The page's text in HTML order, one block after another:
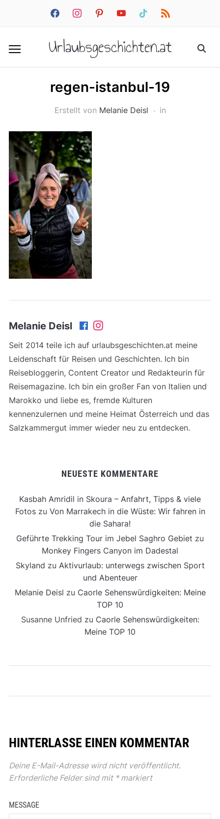
facebookinstagrampinterestyoutube tiktok rss
Urlaubsgeschichten.at
regen-istanbul-19
Erstellt von Melanie Deisl in
Melanie Deisl
Seit 2014 teile ich auf urlaubsgeschichten.at meine
Leidenschaft für Reisen und Geschichten. Ich bin
Reisebloggerin, Content Creator und Redakteurin für
Reisemagazine. Ich bin ein großer Fan von Italien und
Marokko und liebe es, fremde Kulturen
kennenzulernen und meine Heimat Österreich und das
Salzkammergut immer wieder neu zu entdecken.
NEUESTE KOMMENTARE
Kasbah Amridil in Skoura – Anfahrt, Tipps & viele
Fotoszu Von Marrakech in die Wüste: Wir fahren in
die Sahara!
Geführte Trekking Tour im Jebel Saghro Gebiet zu
Monkey Fingers Canyon im Dadestal
Skyland zu Aktivurlaub: unterwegs zwischen Sport
und Abenteuer
Melanie Deisl zu Caorle Sehenswürdigkeiten: Meine
TOP 10
Susanne Unfried zu Caorle Sehenswürdigkeiten:
Meine TOP 10
HINTERLASSE EINEN KOMMENTAR
Deine E-Mail-Adresse wird nicht veröffentlicht.
Erforderliche Felder sind mit *markiert
MESSAGE